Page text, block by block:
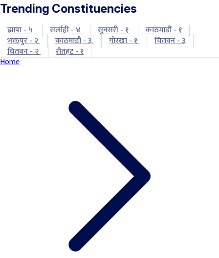
Trending Constituencies
झापा - ५ सर्लाही - ४ सुनसरी - १
काठमाडौं - १
भक्तपुर - २
काठमाडौं - ३ गोरखा - १
चितवन - ३
चितवन - २
रौतहट - १
Home